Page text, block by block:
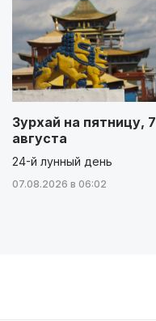
Зурхай на пятницу, 7
августа
24-й лунный день
07.08.2026 в 06:02